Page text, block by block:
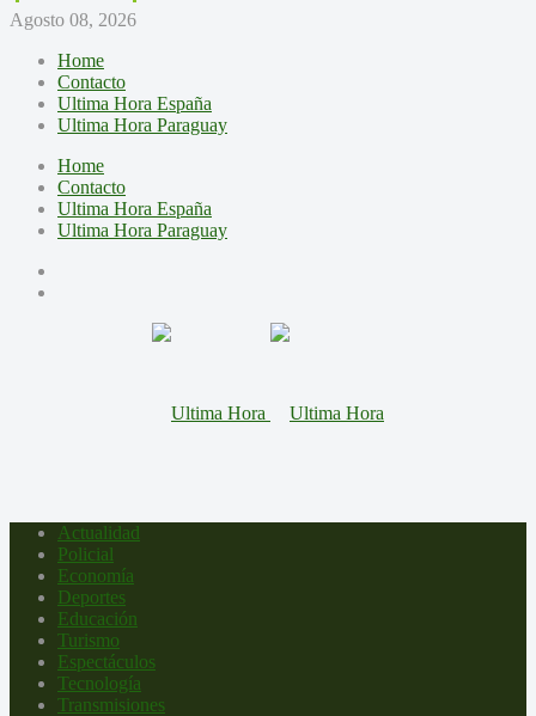
Agosto 08, 2026
Home
Contacto
Ultima Hora España
Ultima Hora Paraguay
Home
Contacto
Ultima Hora España
Ultima Hora Paraguay
Actualidad
Policial
Economía
Deportes
Educación
Turismo
Espectáculos
Tecnología
Transmisiones